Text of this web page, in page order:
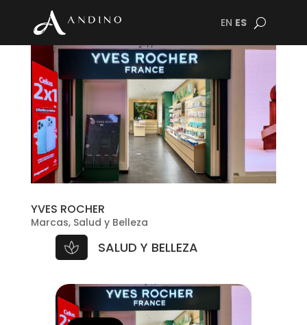
EN ES
YVES ROCHER
Marcas, Salud y Belleza
SALUD Y BELLEZA